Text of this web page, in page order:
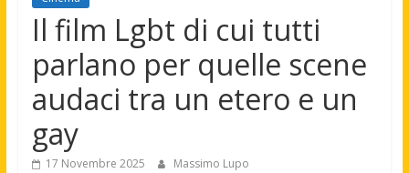
Il film Lgbt di cui tutti
parlano per quelle scene
audaci tra un etero e un
gay
17 Novembre 2025 Massimo Lupo